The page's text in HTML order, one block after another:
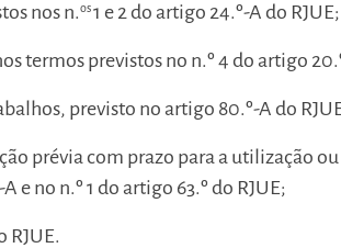
nos n.os1 e 2 do artigo 24.º-A do RJUE;
termos previstos no n.º 4 do artigo
previsto no artigo 80.º-A do
prévia com prazo para a utilização
e no n.º 1 do artigo 63.º do RJUE;
RJUE.